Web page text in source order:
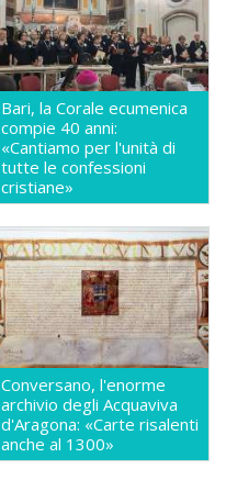
Bari, la Corale ecumenica
compie 40 anni:
«Cantiamo per l'unità di
tutte le confessioni
cristiane»
Conversano, l'enorme
archivio degli Acquaviva
d'Aragona: «Carte risalenti
anche al 1300»